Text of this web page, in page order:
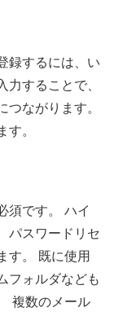
録するには、い
力することで、
ながります。
す。
須です。 ハイ
パスワードリセ
す。 既に使用
フォルダなども
複数のメール